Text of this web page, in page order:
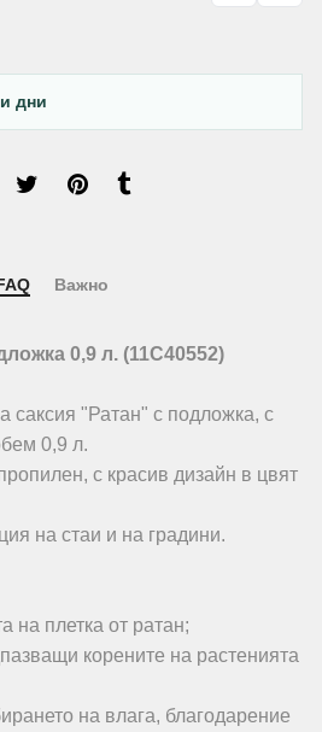
дни
Важно
0,9 л. (11C40552)
саксия "Ратан" с подложка, с
0,9 л.
с красив дизайн в цвят
на стаи и на градини.
на плетка от ратан;
корените на растенията
на влага, благодарение